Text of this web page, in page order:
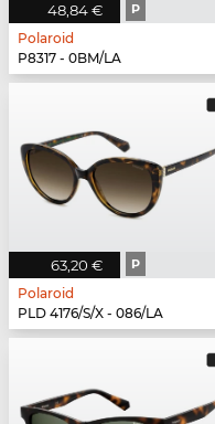
48,84 € P
Polaroid
P8317 - 0BM/LA
63,20 € P
Polaroid
PLD 4176/S/X - 086/LA